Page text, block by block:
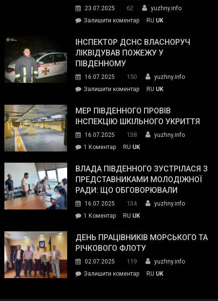
гуманітарну
допомогу
23.07.2025 62
yuzhny.info
Залишити коментарon
провів
нараду
силових
та
органів:
«Наш
спільний
окупанти.
Маємо
діяти
команда
RU UK
ІНСПЕКТОР ДСНС ВЛАСНОРУЧ
ЛІКВІДУВАВ ПОЖЕЖУ У
ПІВДЕННОМУ
16.07.2025 150
yuzhny.info
Залишити коментарon
ДСНС
власноруч
пожежу
у
RU UK
МЕР ПІВДЕННОГО ПРОВІВ
ІНСПЕКЦІЮ ШКІЛЬНОГО УКРИТТЯ
16.07.2025 138
yuzhny.info
1 Коментардо
Південного
провів
інспекцію
укриття
RU UK
ВЛАДА ПІВДЕННОГО ЗУСТРІЛАСЯ З
ПРЕДСТАВНИКАМИ МОЛОДІЖНОЇ
РАДИ: ЩО ОБГОВОРЮВАЛИ
16.07.2025 134
yuzhny.info
1 Коментардо
Південного
зустрілася
представниками
молодіжної
RU UK
ДЕНЬ ПРАЦІВНИКІВ МОРСЬКОГО ТА
РІЧКОВОГО ФЛОТУ
02.07.2025 119
yuzhny.info
Залишити коментарon
RU UK